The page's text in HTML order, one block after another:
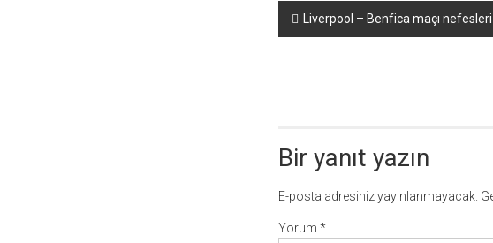
Yazı
dolaşımı
Liverpool – Benfica maçı
Bir yanıt yazın
E-posta adresiniz yayınlanmayacak.
Yorum *